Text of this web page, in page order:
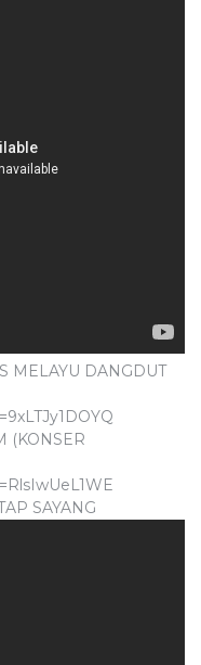
MELAYU DANGDUT
(KONSER
SAYANG